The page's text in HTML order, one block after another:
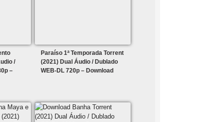
/
–
Paraíso 1ª Temporada Torrent
(2021) Dual Áudio / Dublado
WEB-DL 720p – Download